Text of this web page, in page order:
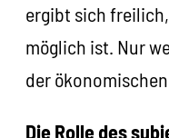
ergibt sich
möglich ist. Nur
der
Die Rolle des